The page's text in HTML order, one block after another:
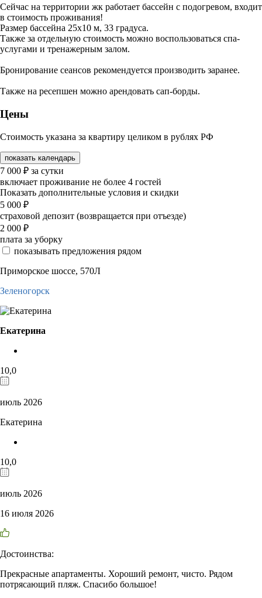
Сейчас на территории жк работает бассейн с подогревом, входит
в стоимость проживания!
Размер бассейна 25х10 м, 33 градуса.
Также за отдельную стоимость можно воспользоваться спа-
услугами и тренажерным залом.
Бронирование сеансов рекомендуется производить заранее.
Также на ресепшен можно арендовать сап-борды.
Цены
Стоимость указана за квартиру целиком в рублях РФ
показать календарь
7 000 ₽ за сутки
включает проживание не более 4 гостей
Показать дополнительные условия и скидки
5 000 ₽
страховой депозит (возвращается при отъезде)
2 000 ₽
плата за уборку
показывать предложения рядом
Приморское шоссе, 570Л
Зеленогорск
Екатерина
10,0
июль 2026
Екатерина
10,0
июль 2026
16 июля 2026
Достоинства:
Прекрасные апартаменты. Хороший ремонт, чисто. Рядом
потрясающий пляж. Спасибо большое!